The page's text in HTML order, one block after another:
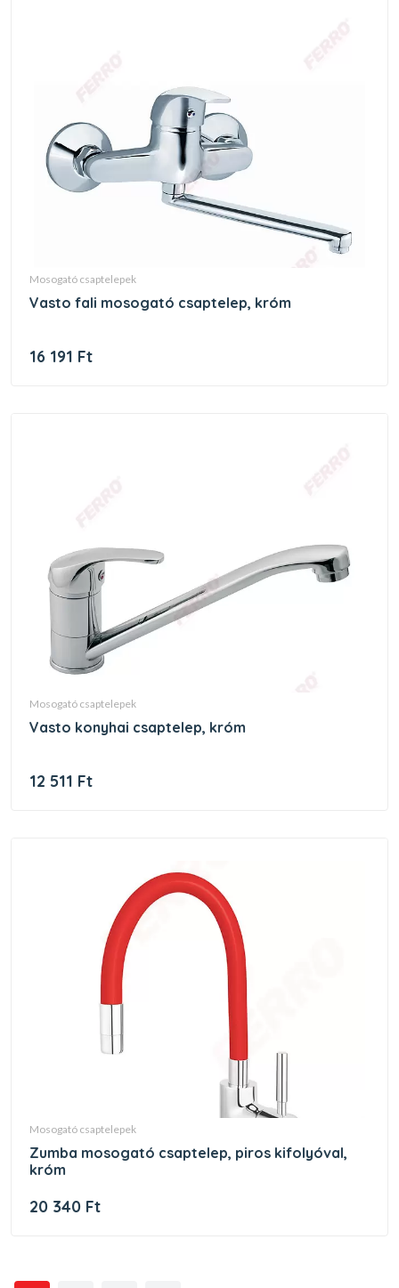
mosogató csaptelepek
vasto fali mosogató csaptelep, króm
16 191 Ft
mosogató csaptelepek
vasto konyhai csaptelep, króm
12 511 Ft
mosogató csaptelepek
zumba mosogató csaptelep, piros kifolyóval,
króm
20 340 Ft